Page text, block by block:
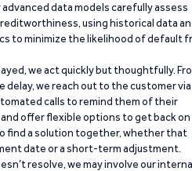
advanced data models carefully assess
using historical data
to minimize the likelihood of default
we act quickly but thoughtfully.
delay, we reach out to the customer via
calls to remind them of their
offer flexible options to get back on
find a solution together, whether that
date or a short-term adjustment.
resolve, we may involve our